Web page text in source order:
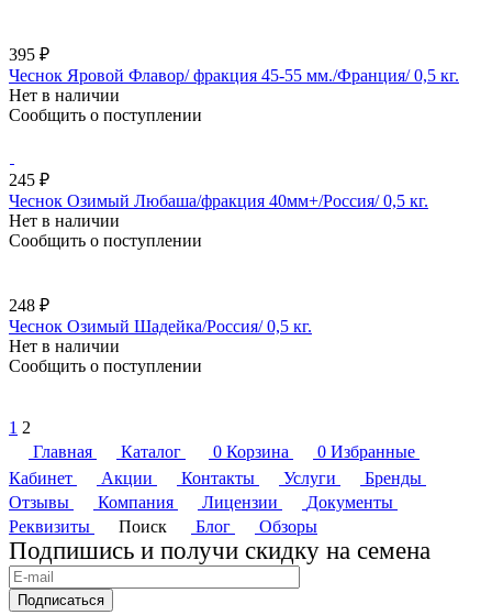
395 ₽
Чеснок Яровой Флавор/ фракция 45-55 мм./Франция/ 0,5 кг.
Нет в наличии
Сообщить о поступлении
245 ₽
Чеснок Озимый Любаша/фракция 40мм+/Россия/ 0,5 кг.
Нет в наличии
Сообщить о поступлении
248 ₽
Чеснок Озимый Шадейка/Россия/ 0,5 кг.
Нет в наличии
Сообщить о поступлении
1 2
Главная
Каталог 0 Корзина 0 Избранные
Кабинет
Акции Контакты Услуги
Бренды
Отзывы
Компания Лицензии
Документы
Реквизиты
Поиск Блог Обзоры
Подпишись и получи скидку на семена
Подписаться